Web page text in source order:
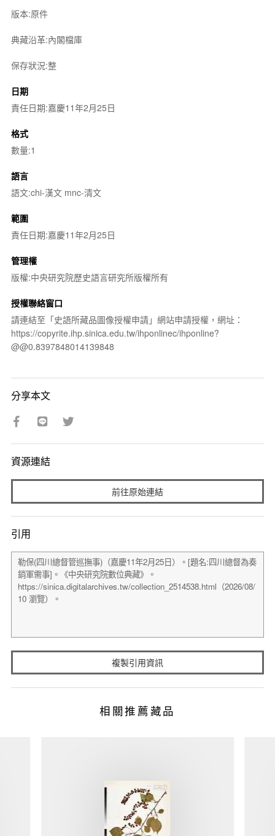
版本:原件
典藏沿革:內閣檔庫
保存狀況:整
日期
責任日期:嘉慶11年2月25日
格式
數量:1
語言
語文:chi-漢文 mnc-清文
範圍
責任日期:嘉慶11年2月25日
管理權
版權:中央研究院歷史語言研究所版權所有
授權聯絡窗口
請連結至「史語所藏品圖像授權申請」網站申請授權，網址：
https://copyrite.ihp.sinica.edu.tw/ihponlinec/ihponline?
@@0.8397848014139848
分享本文
資源連結
前往原始連結
引用
複製引用資訊
相關推薦藏品